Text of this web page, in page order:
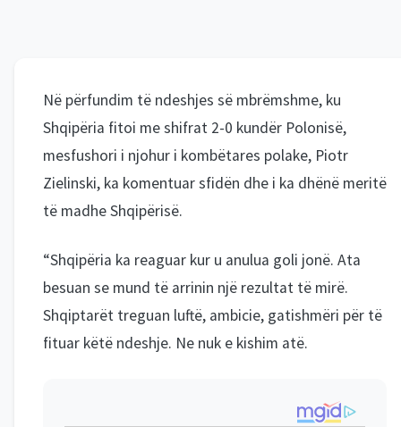
Në përfundim të ndeshjes së mbrëmshme, ku
Shqipëria fitoi me shifrat 2-0 kundër Polonisë,
mesfushori i njohur i kombëtares polake, Piotr
Zielinski, ka komentuar sfidën dhe i ka dhënë meritë
të madhe Shqipërisë.
“Shqipëria ka reaguar kur u anulua goli jonë. Ata
besuan se mund të arrinin një rezultat të mirë.
Shqiptarët treguan luftë, ambicie, gatishmëri për të
fituar këtë ndeshje. Ne nuk e kishim atë.